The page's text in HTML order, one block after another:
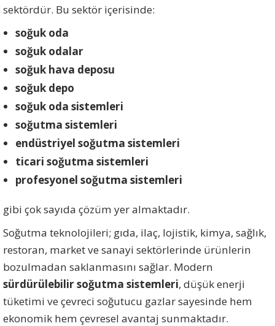
sektördür. Bu sektör içerisinde:
soğuk oda
soğuk odalar
soğuk hava deposu
soğuk depo
soğuk oda sistemleri
soğutma sistemleri
endüstriyel soğutma sistemleri
ticari soğutma sistemleri
profesyonel soğutma sistemleri
gibi çok sayıda çözüm yer almaktadır.
Soğutma teknolojileri; gıda, ilaç, lojistik, kimya, sağlık,
restoran, market ve sanayi sektörlerinde ürünlerin
bozulmadan saklanmasını sağlar. Modern
sürdürülebilir soğutma sistemleri, düşük enerji
tüketimi ve çevreci soğutucu gazlar sayesinde hem
ekonomik hem çevresel avantaj sunmaktadır.